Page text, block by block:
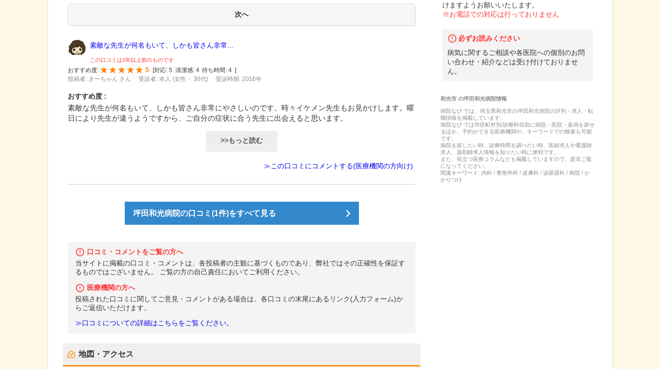
素敵な先生が何名もいて、しかも皆さん非常...
この口コミは1年以上前のものです
おすすめ度:
5 [対応: 5 清潔感: 4 待ち時間: 4 ]
投稿者: きーちゃん さん
受診者: 本人 (女性・ 30代) 受診時期: 2016年
おすすめ度 :
素敵な先生が何名もいて、しかも皆さん非常にやさしいのです。時々イケメン先生もお見かけします。曜
日により先生が違うようですから、ご自分の症状に合う先生に出会えると思います。
>>もっと読む
≫この口コミにコメントする(医療機関の方向け)
坪田和光病院の口コミ(1件)をすべて見る
口コミ・コメントをご覧の方へ
当サイトに掲載の口コミ・コメントは、各投稿者の主観に基づくものであり、弊社ではその正確性を保証す
るものではございません。 ご覧の方の自己責任においてご利用ください。
医療機関の方へ
投稿された口コミに関してご意見・コメントがある場合は、各口コミの末尾にあるリンク(入力フォーム)か
らご返信いただけます。
≫口コミについての詳細はこちらをご覧ください。
地図・アクセス
けますようお願いいたします。
※お電話での対応は行っておりません
必ずお読みください
病気に関するご相談や各医院への個別のお問
い合わせ・紹介などは受け付けておりませ
ん。
和光市の坪田和光病院情報
病院なび では、 埼玉県和光市の坪田和光病院の評判・求人・転
職情報を掲載しています。
病院なび では市区町村別/診療科目別に病院・医院・薬局を探せ
るほか、予約ができる医療機関や、キーワードでの検索も可能
です。
病院を探したい時、診療時間を調べたい時、医師求人や看護師
求人、薬剤師求人情報を知りたい時に便利です。
また、役立つ医療コラムなども掲載していますので、是非ご覧
になってください。
関連キーワード: 内科 / 整形外科 / 皮膚科 / 泌尿器科 / 病院 / か
かりつけ